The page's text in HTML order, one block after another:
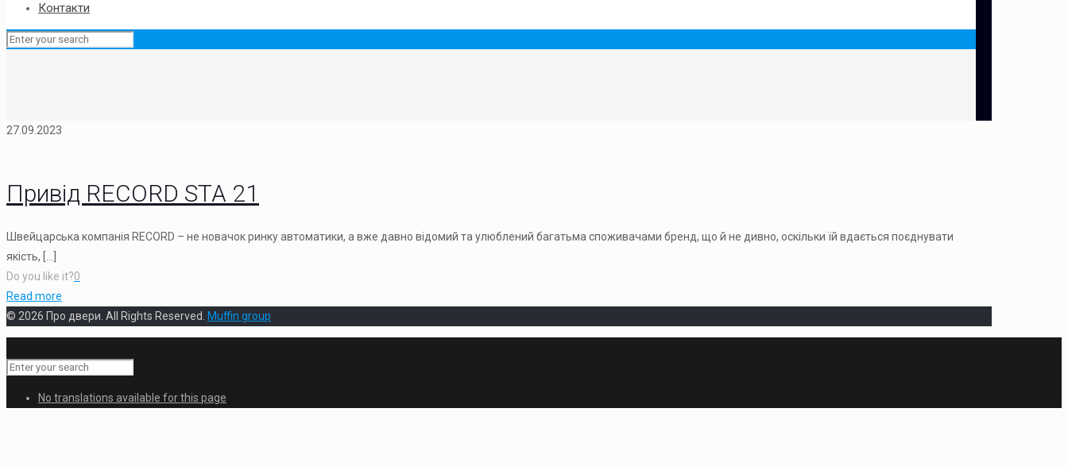
Контакти
27.09.2023
Привід RECORD STA 21
Швейцарська компанія RECORD – не новачок ринку автоматики, а вже давно відомий та улюблений багатьма споживачами бренд, що й не дивно, оскільки їй вдається поєднувати
якість,
Do you like it?0
Read more
© 2026 Про двери. All Rights Reserved.
Muffin group
No translations available for this page